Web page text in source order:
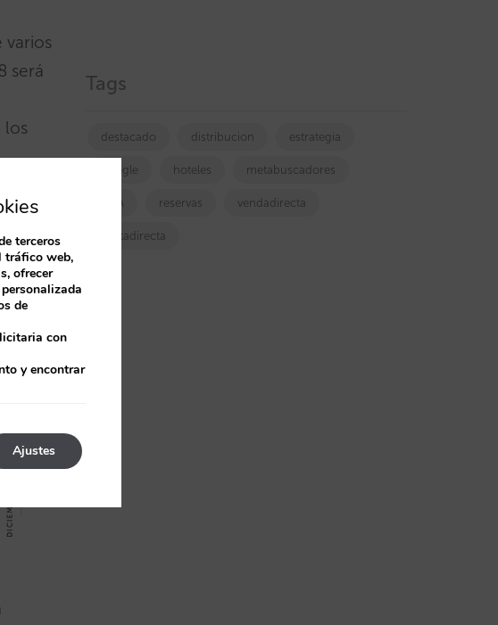
varios
será
los
(a
Tags
destacado distribucion estrategia
google hoteles metabuscadores
OTA reservas vendadirecta
ventadirecta
terceros
tráfico web,
ofrecer
de
con
y encontrar
Ajustes